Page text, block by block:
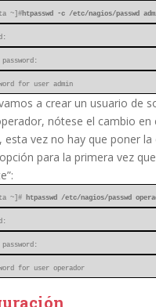
~]# htpasswd -c /etc/nagios/passwd
for user admin
a crear un usuario de
nótese el cambio en
esta vez no hay que poner la
para la primera vez
~]# htpasswd /etc/nagios/passwd
for user operador